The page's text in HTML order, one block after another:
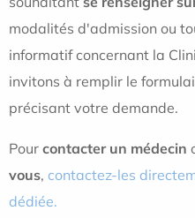
modalités d'admission ou
informatif concernant la
invitons à remplir le
précisant votre demande.
Pour contacter un médecin
vous, contactez-les
dédiée.